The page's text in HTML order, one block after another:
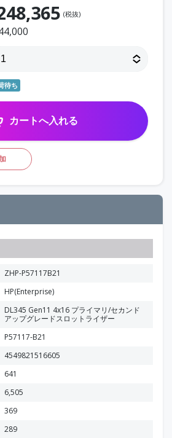
(税抜)
待ち
カートへ入れる
ZHP-P57117B21
HP(Enterprise)
DL345 Gen11 4x16 プライマリ/セカンド
アップグレードスロットライザー
P57117-B21
4549821516605
641
6,505
369
289